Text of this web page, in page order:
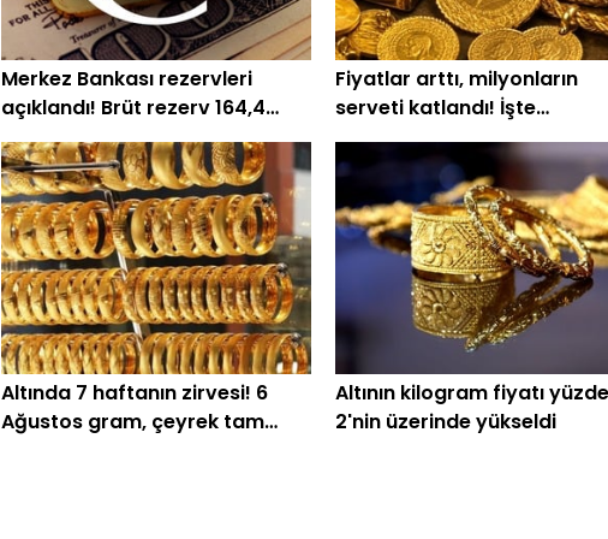
Merkez Bankası rezervleri
açıklandı! Brüt rezerv 164,4
milyar dolara çıktı
Fiyatlar arttı, milyonların
serveti katlandı! İşte
Türkiye'nin altın haritası
Altında 7 haftanın zirvesi! 6
Ağustos gram, çeyrek tam
Altının kilogram fiyatı yüzde
2'nin üzerinde yükseldi